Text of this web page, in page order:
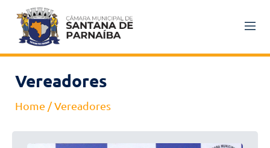
Vereadores
Home /Vereadores